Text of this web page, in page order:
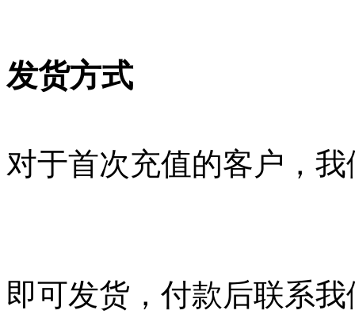
发货方式
对于首次充值的客户，
即可发货，付款后联系